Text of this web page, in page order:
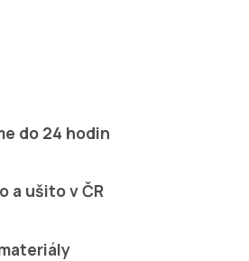
do 24 hodin
a ušito v ČR